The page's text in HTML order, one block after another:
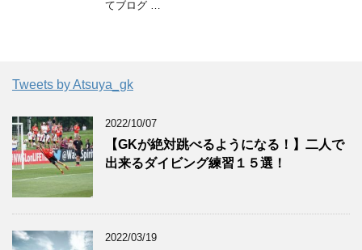
てブログ …
Tweets by Atsuya_gk
2022/10/07
【GKが絶対跳べるようになる！】二人で
出来るダイビング練習１５選！
2022/03/19